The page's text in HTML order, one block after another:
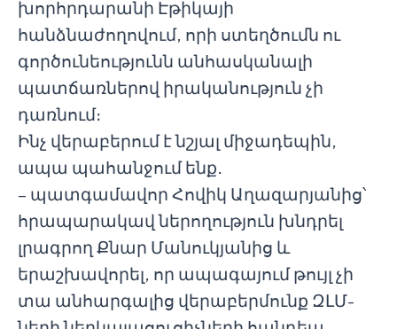
խորհրդարանի Էթիկայի
հանձնաժողովում, որի ստեղծումն ու
գործունեությունն անհասկանալի
պատճառներով իրականություն չի
դառնում։
Ինչ վերաբերում է նշյալ միջադեպին,
ապա պահանջում ենք․
– պատգամավոր Հովիկ Աղազարյանից՝
հրապարակավ ներողություն խնդրել
լրագրող Քնար Մանուկյանից և
երաշխավորել, որ ապագայում թույլ չի
տա անհարգալից վերաբերմունք ԶԼՄ-